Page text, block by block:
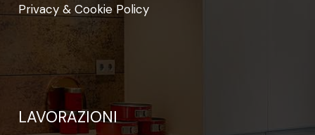
Privacy & Cookie Policy
LAVORAZIONI